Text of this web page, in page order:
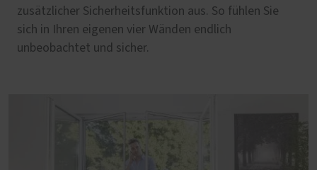
zusätzlicher Sicherheitsfunktion aus. So fühlen Sie
sich in Ihren eigenen vier Wänden endlich
unbeobachtet und sicher.